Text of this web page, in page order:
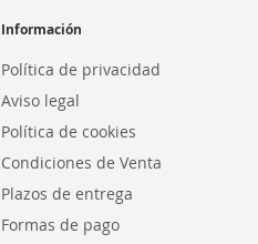
Información
Política de privacidad
Aviso legal
Política de cookies
Condiciones de Venta
Plazos de entrega
Formas de pago